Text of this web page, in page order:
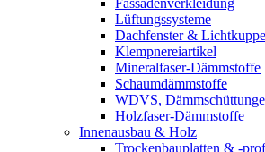
Fassadenverkleidung
Lüftungssysteme
Dachfenster &
Klempnereiartikel
Mineralfaser-Dämmstoffe
Schaumdämmstoffe
WDVS,
Holzfaser-Dämmstoffe
Innenausbau & Holz
Trockenbauplatten & -